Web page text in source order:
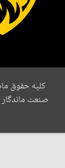
حقوق مادی و
ماندگار می